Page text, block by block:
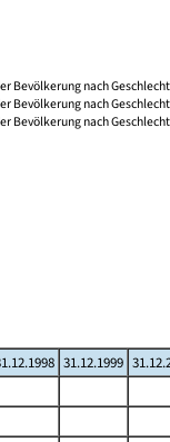
Bevölkerung nach
Bevölkerung nach
Bevölkerung nach
31.12.1999